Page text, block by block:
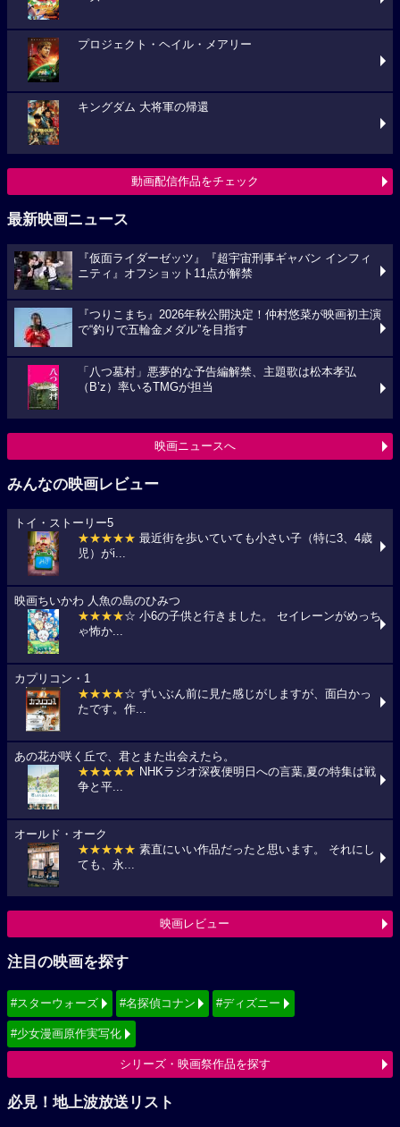
プロジェクト・ヘイル・メアリー
キングダム 大将軍の帰還
動画配信作品をチェック
最新映画ニュース
『仮面ライダーゼッツ』『超宇宙刑事ギャバン インフィ
ニティ』オフショット11点が解禁
『つりこまち』2026年秋公開決定！仲村悠菜が映画初主演
で“釣りで五輪金メダル”を目指す
「八つ墓村」悪夢的な予告編解禁、主題歌は松本孝弘
（B’z）率いるTMGが担当
映画ニュースへ
みんなの映画レビュー
トイ・ストーリー5
★★★★★ 最近街を歩いていても小さい子（特に3、4歳
児）がi...
映画ちいかわ 人魚の島のひみつ
★★★★☆ 小6の子供と行きました。 セイレーンがめっち
ゃ怖か...
カプリコン・1
★★★★☆ ずいぶん前に見た感じがしますが、面白かっ
たです。作...
あの花が咲く丘で、君とまた出会えたら。
★★★★★ NHKラジオ深夜便明日への言葉,夏の特集は戦
争と平...
オールド・オーク
★★★★★ 素直にいい作品だったと思います。 それにし
ても、永...
映画レビュー
注目の映画を探す
#スターウォーズ #名探偵コナン #ディズニー
#少女漫画原作実写化
シリーズ・映画祭作品を探す
必見！地上波放送リスト